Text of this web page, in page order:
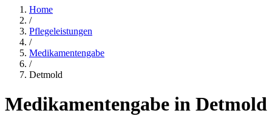
Home
/
Pflegeleistungen
/
Medikamentengabe
/
Detmold
Medikamentengabe in Detmold